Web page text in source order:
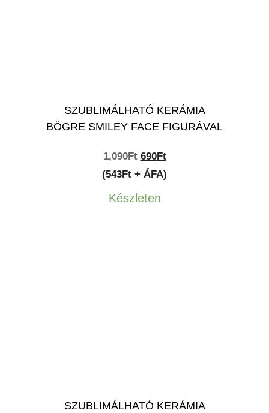
SZUBLIMÁLHATÓ KERÁMIA
BÖGRE SMILEY FACE FIGURÁVAL
1,090Ft Original
price
was:
690FtCurrent
price
(543Ft + ÁFA)
Készleten
SZUBLIMÁLHATÓ KERÁMIA